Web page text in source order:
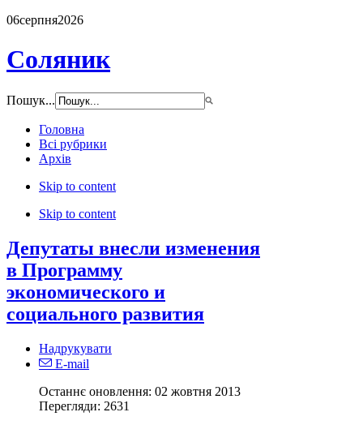
06серпня2026
Соляник
Пошук...
Головна
Всі рубрики
Архів
Skip to content
Skip to content
Депутаты внесли изменения
в Программу
экономического и
социального развития
Надрукувати
E-mail
Останнє оновлення: 02 жовтня 2013
Перегляди: 2631